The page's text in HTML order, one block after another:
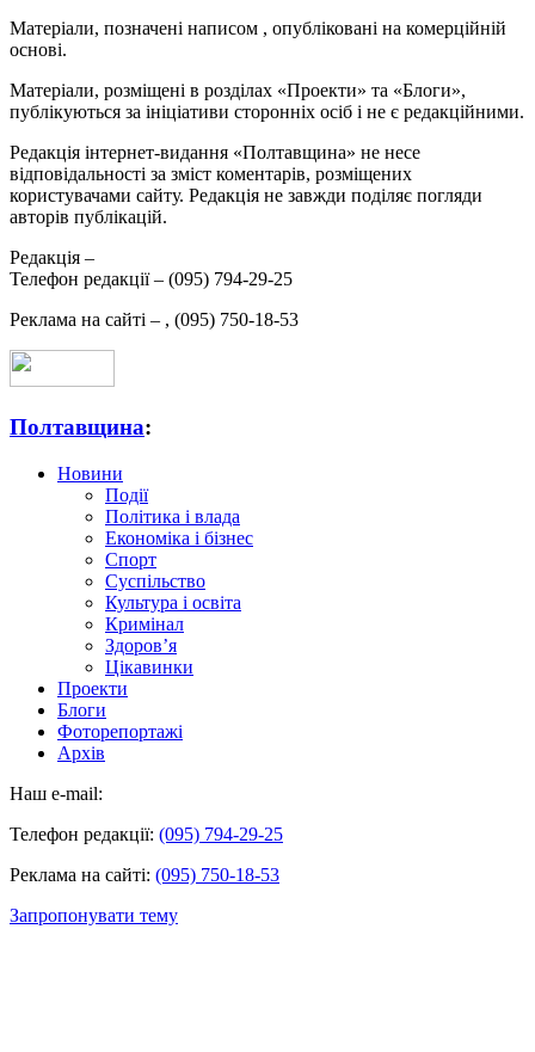
Матеріали, позначені написом , опубліковані на комерційній
основі.
Матеріали, розміщені в розділах «Проекти» та «Блоги»,
публікуються за ініціативи сторонніх осіб і не є редакційними.
Редакція інтернет-видання «Полтавщина» не несе
відповідальності за зміст коментарів, розміщених
користувачами сайту. Редакція не завжди поділяє погляди
авторів публікацій.
Редакція –
Телефон редакції – (095) 794-29-25
Реклама на сайті – , (095) 750-18-53
Полтавщина:
Новини
Події
Політика і влада
Економіка і бізнес
Спорт
Суспільство
Культура і освіта
Кримінал
Здоров’я
Цікавинки
Проекти
Блоги
Фоторепортажі
Архів
Наш e-mail:
Телефон редакції: (095) 794-29-25
Реклама на сайті: (095) 750-18-53
Запропонувати тему